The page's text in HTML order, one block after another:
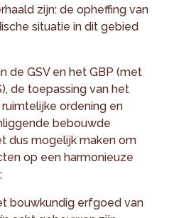
zijn: de opheffing van
situatie in dit gebied
de GSV en het GBP (met
de toepassing van het
ordening en
bebouwde
dus mogelijk maken om
op een harmonieuze
bouwkundig erfgoed van